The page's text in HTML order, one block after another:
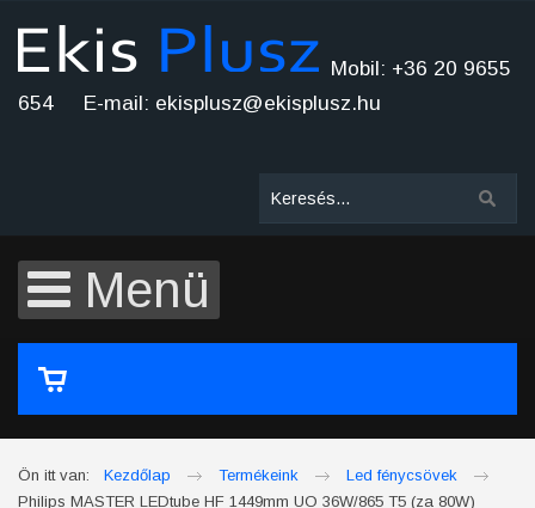
Mobil: +36 20 9655
654 E-mail: ekisplusz@ekisplusz.hu
Menü
A kosár üres
Ön itt van:
Kezdőlap Termékeink
Led fénycsövek
Philips MASTER LEDtube HF 1449mm UO 36W/865 T5 (za 80W)